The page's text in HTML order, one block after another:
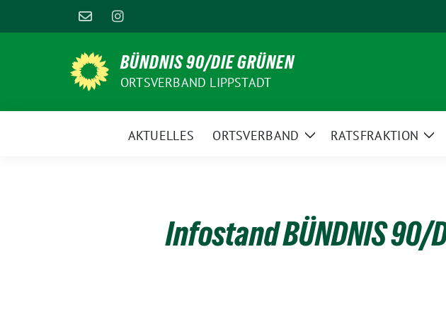
zum
BÜNDNIS 90/DIE GRÜNEN
ORTSVERBAND LIPPSTADT
AKTUELLES ORTSVERBAND
ZeigeRATSFRAKTION
Infostand BÜNDNIS 90/